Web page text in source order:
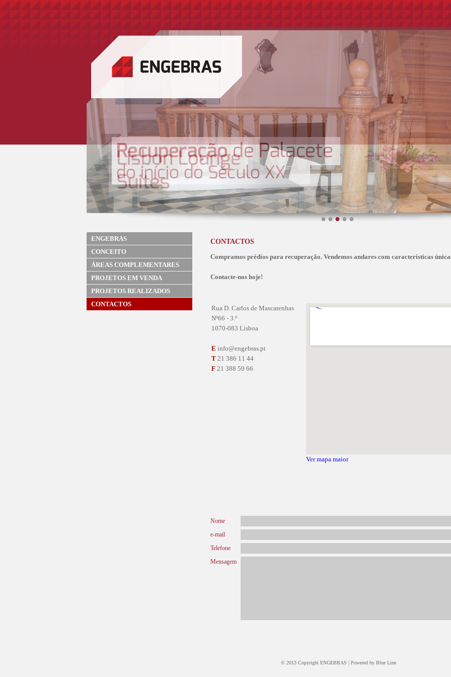
●●●●●
ENGEBRAS
CONCEITO
ÁREAS COMPLEMENTARES
PROJETOS EM VENDA
PROJETOS REALIZADOS
CONTACTOS
CONTACTOS
Compramos prédios para recuperação. Vendemos andares com características
Contacte-nos hoje!
Rua D. Carlos de Mascarenhas
Nº66 - 3.º
1070-083 Lisboa
E info@engebras.pt
T 21 386 11 44
F 21 388 59 66
Ver mapa maior
Nome
e-mail
Telefone
Mensagem
© 2013 Copyright ENGEBRAS | Powered by Blue Line